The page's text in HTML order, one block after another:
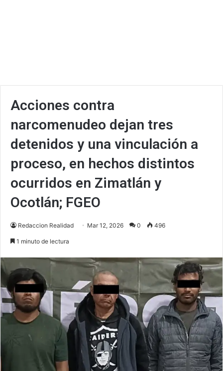
Acciones contra
narcomenudeo dejan tres
detenidos y una vinculación a
proceso, en hechos distintos
ocurridos en Zimatlán y
Ocotlán; FGEO
Redaccion Realidad Mar 12, 2026 0 496
1 minuto de lectura